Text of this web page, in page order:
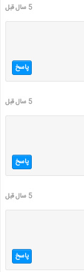
5 سال قبل
پاسخ
5 سال قبل
پاسخ
5 سال قبل
پاسخ